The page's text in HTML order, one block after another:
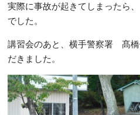
実際に事故が起きてしまったら
でした。
講習会のあと、横手警察署 髙
だきました。